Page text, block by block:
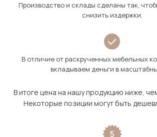
Производство и склады сделаны так,
снизить издержки.
В отличие от раскрученных мебельных
вкладываем деньги в
В итоге цена на нашу продукцию ниже,
Некоторые позиции могут быть
5